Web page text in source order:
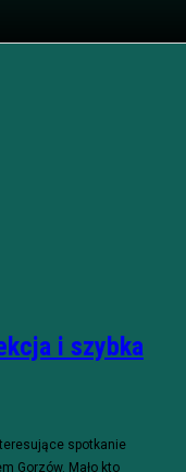
i szybka
spotkanie
Mało kto